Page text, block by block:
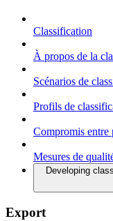
Classification
À propos de la
Scénarios de
Profils de
Compromis entre
Mesures de
Developing
Export